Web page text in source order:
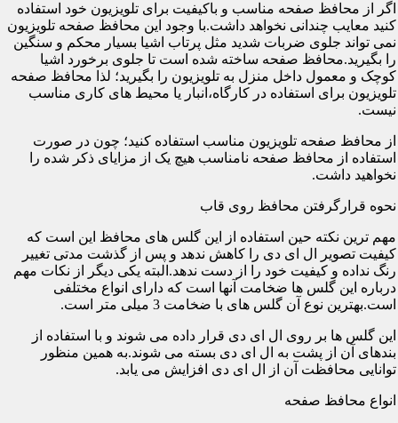
اگر از محافظ صفحه مناسب و باکیفیت برای تلویزیون خود استفاده
کنید معایب چندانی نخواهد داشت.با وجود این محافظ صفحه تلویزیون
نمی تواند جلوی ضربات شدید مثل پرتاب اشیا بسیار محکم و سنگین
را بگیرید.محافظ صفحه ساخته شده است تا جلوی برخورد اشیا
کوچک و معمول داخل منزل به تلویزیون را بگیرید؛ لذا محافظ صفحه
تلویزیون برای استفاده در کارگاه،انبار یا محیط های کاری مناسب
نیست.
از محافظ صفحه تلویزیون مناسب استفاده کنید؛ چون در صورت
استفاده از محافظ صفحه نامناسب هیچ یک از مزایای ذکر شده را
نخواهید داشت.
نحوه قرارگرفتن محافظ روی قاب
مهم ترین نکته حین استفاده از این گلس های محافظ این است که
کیفیت تصویر ال ای دی را کاهش ندهد و پس از گذشت مدتی تغییر
رنگ نداده و کیفیت خود را از دست ندهد.البته یکی دیگر از نکات مهم
درباره این گلس ها ضخامت آنها است که دارای انواع مختلفی
است.بهترین نوع آن گلس های با ضخامت 3 میلی متر است.
این گلس ها بر روی ال ای دی قرار داده می شوند و با استفاده از
بندهای آن از پشت به ال ای دی بسته می شوند.به همین منظور
توانایی محافظت آن از ال ای دی افزایش می یابد.
انواع محافظ صفحه